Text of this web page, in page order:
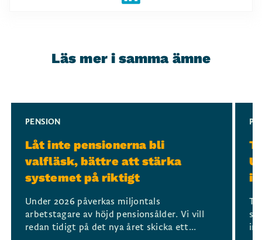
Läs mer i samma ämne
PENSION
Låt inte pensionerna bli
valfläsk, bättre att stärka
systemet på riktigt
Under 2026 påverkas miljontals
arbetstagare av höjd pensionsålder. Vi vill
redan tidigt på det nya året skicka ett...